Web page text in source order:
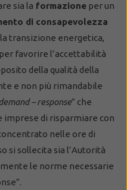
sia la formazione per un
di consapevolezza
transizione energetica,
favorire l’accettabilità
della qualità della
e non più rimandabile
– response” che
di risparmiare con
nelle ore di
si sollecita sia l’Autorità
le norme necessarie